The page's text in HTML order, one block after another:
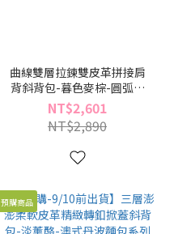
曲線雙層拉鍊雙皮革拼接肩
背斜背包-暮色麥棕-圓弧系
列(BX96538-34)
NT$2,601
NT$2,890
預購商品